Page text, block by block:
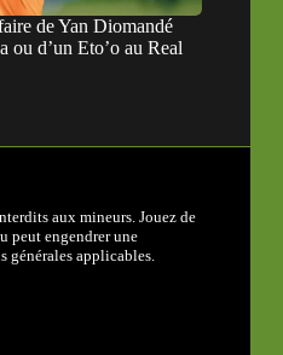
de Yan Diomandé
ou d’un Eto’o au Real
aux mineurs. Jouez de
peut engendrer une
générales applicables.